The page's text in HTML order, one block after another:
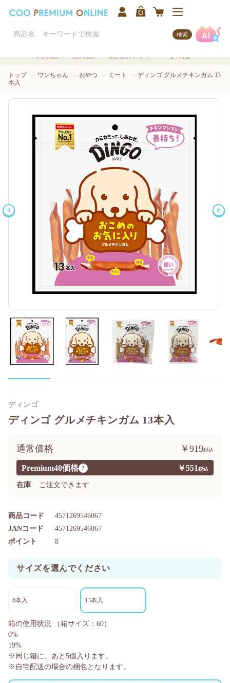
検索
トップ ワンちゃん おやつ ミート
ディンゴ グルメチキンガム 13
本入
ディンゴ グルメチキンガム 13本入
Premium40価格 ? ￥551
通常価格 ￥919
在庫 ご注文できます
商品コード 4571269546067
ポイント 8
JANコード 4571269546067
サイズを選んでください
6本入 13本入
ディンゴ
箱の使用状況
（箱サイズ：60）
0%
19%
※同じ箱に、あと 5個入ります。
※自宅配送の場合の梱包となります。